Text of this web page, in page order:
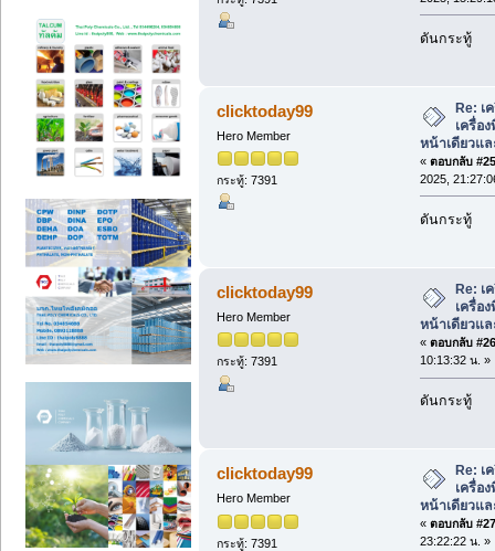
ดันกระทู้
clicktoday99
Hero Member
กระทู้: 7391
Re: เ
เครื่อ
หน้าเดียวแ
« ตอบกลับ
2025,
ดันกระทู้
clicktoday99
Hero Member
กระทู้: 7391
Re: เ
เครื่อ
หน้าเดียวแ
« ตอบกลับ
10:13:32 น. »
ดันกระทู้
clicktoday99
Hero Member
กระทู้: 7391
Re: เ
เครื่อ
หน้าเดียวแ
« ตอบกลับ
23:22:22 น. »